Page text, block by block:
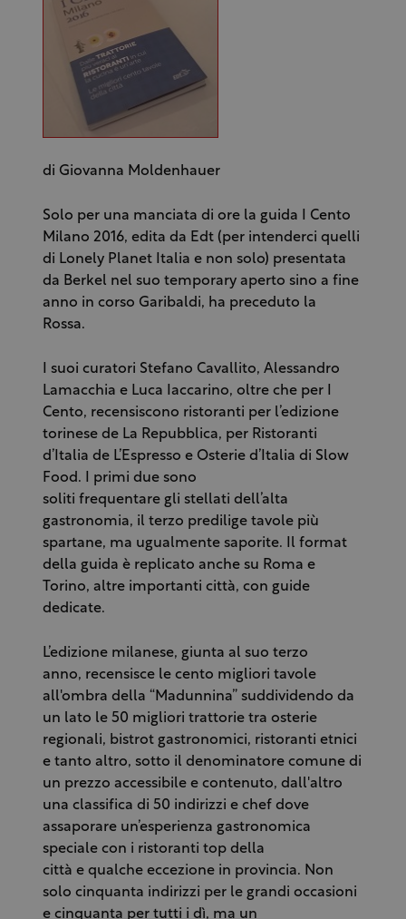
di Giovanna Moldenhauer
Solo per una manciata di ore la guida I Cento
Milano 2016, edita da Edt (per intenderci quelli
di Lonely Planet Italia e non solo) presentata
da Berkel nel suo temporary aperto sino a fine
anno in corso Garibaldi, ha preceduto la
Rossa.
I suoi curatori Stefano Cavallito, Alessandro
Lamacchia e Luca Iaccarino, oltre che per I
Cento, recensiscono ristoranti per l’edizione
torinese de La Repubblica, per Ristoranti
d’Italia de L’Espresso e Osterie d’Italia di Slow
Food. I primi due sono
soliti frequentare gli stellati dell’alta
gastronomia, il terzo predilige tavole più
spartane, ma ugualmente saporite. Il format
della guida è replicato anche su Roma e
Torino, altre importanti città, con guide
dedicate.
L’edizione milanese, giunta al suo terzo
anno, recensisce le cento migliori tavole
all'ombra della “Madunnina” suddividendo da
un lato le 50 migliori trattorie tra osterie
regionali, bistrot gastronomici, ristoranti etnici
e tanto altro, sotto il denominatore comune di
un prezzo accessibile e contenuto, dall'altro
una classifica di 50 indirizzi e chef dove
assaporare un’esperienza gastronomica
speciale con i ristoranti top della
città e qualche eccezione in provincia. Non
solo cinquanta indirizzi per le grandi occasioni
e cinquanta per tutti i dì, ma un